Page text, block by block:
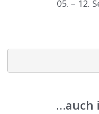
05. – 12.
…auch